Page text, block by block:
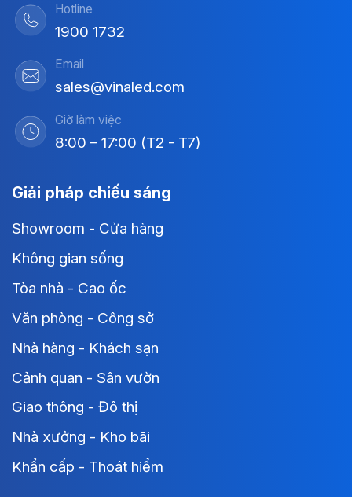
Hotline
1900 1732
Email
sales@vinaled.com
Giờ làm việc
8:00 – 17:00 (T2 - T7)
Giải pháp chiếu sáng
Showroom - Cửa hàng
Không gian sống
Tòa nhà - Cao ốc
Văn phòng - Công sở
Nhà hàng - Khách sạn
Cảnh quan - Sân vườn
Giao thông - Đô thị
Nhà xưởng - Kho bãi
Khẩn cấp - Thoát hiểm